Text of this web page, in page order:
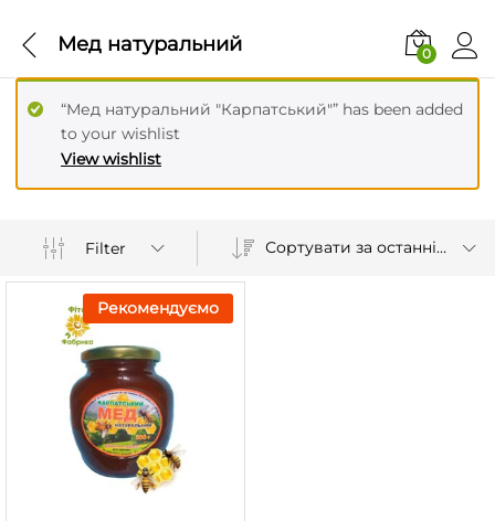
Мед натуральний 0
View wishlist
“Мед натуральний "Карпатський"” has been added
to your wishlist
Filter Сортувати за останніми
Рекомендуємо